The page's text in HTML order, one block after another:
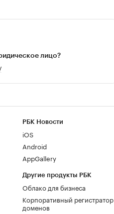
лицо?
РБК Новости
iOS
Android
AppGallery
Другие продукты РБК
Облако для бизнеса
Корпоративный регистратор
доменов